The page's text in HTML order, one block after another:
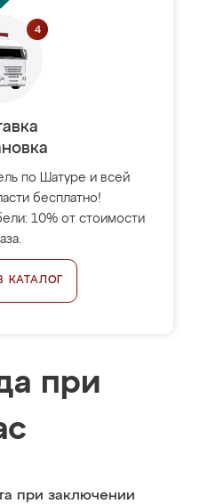
по Шатуре и всей
бесплатно!
10% от стоимости
КАТАЛОГ
при
при заключении